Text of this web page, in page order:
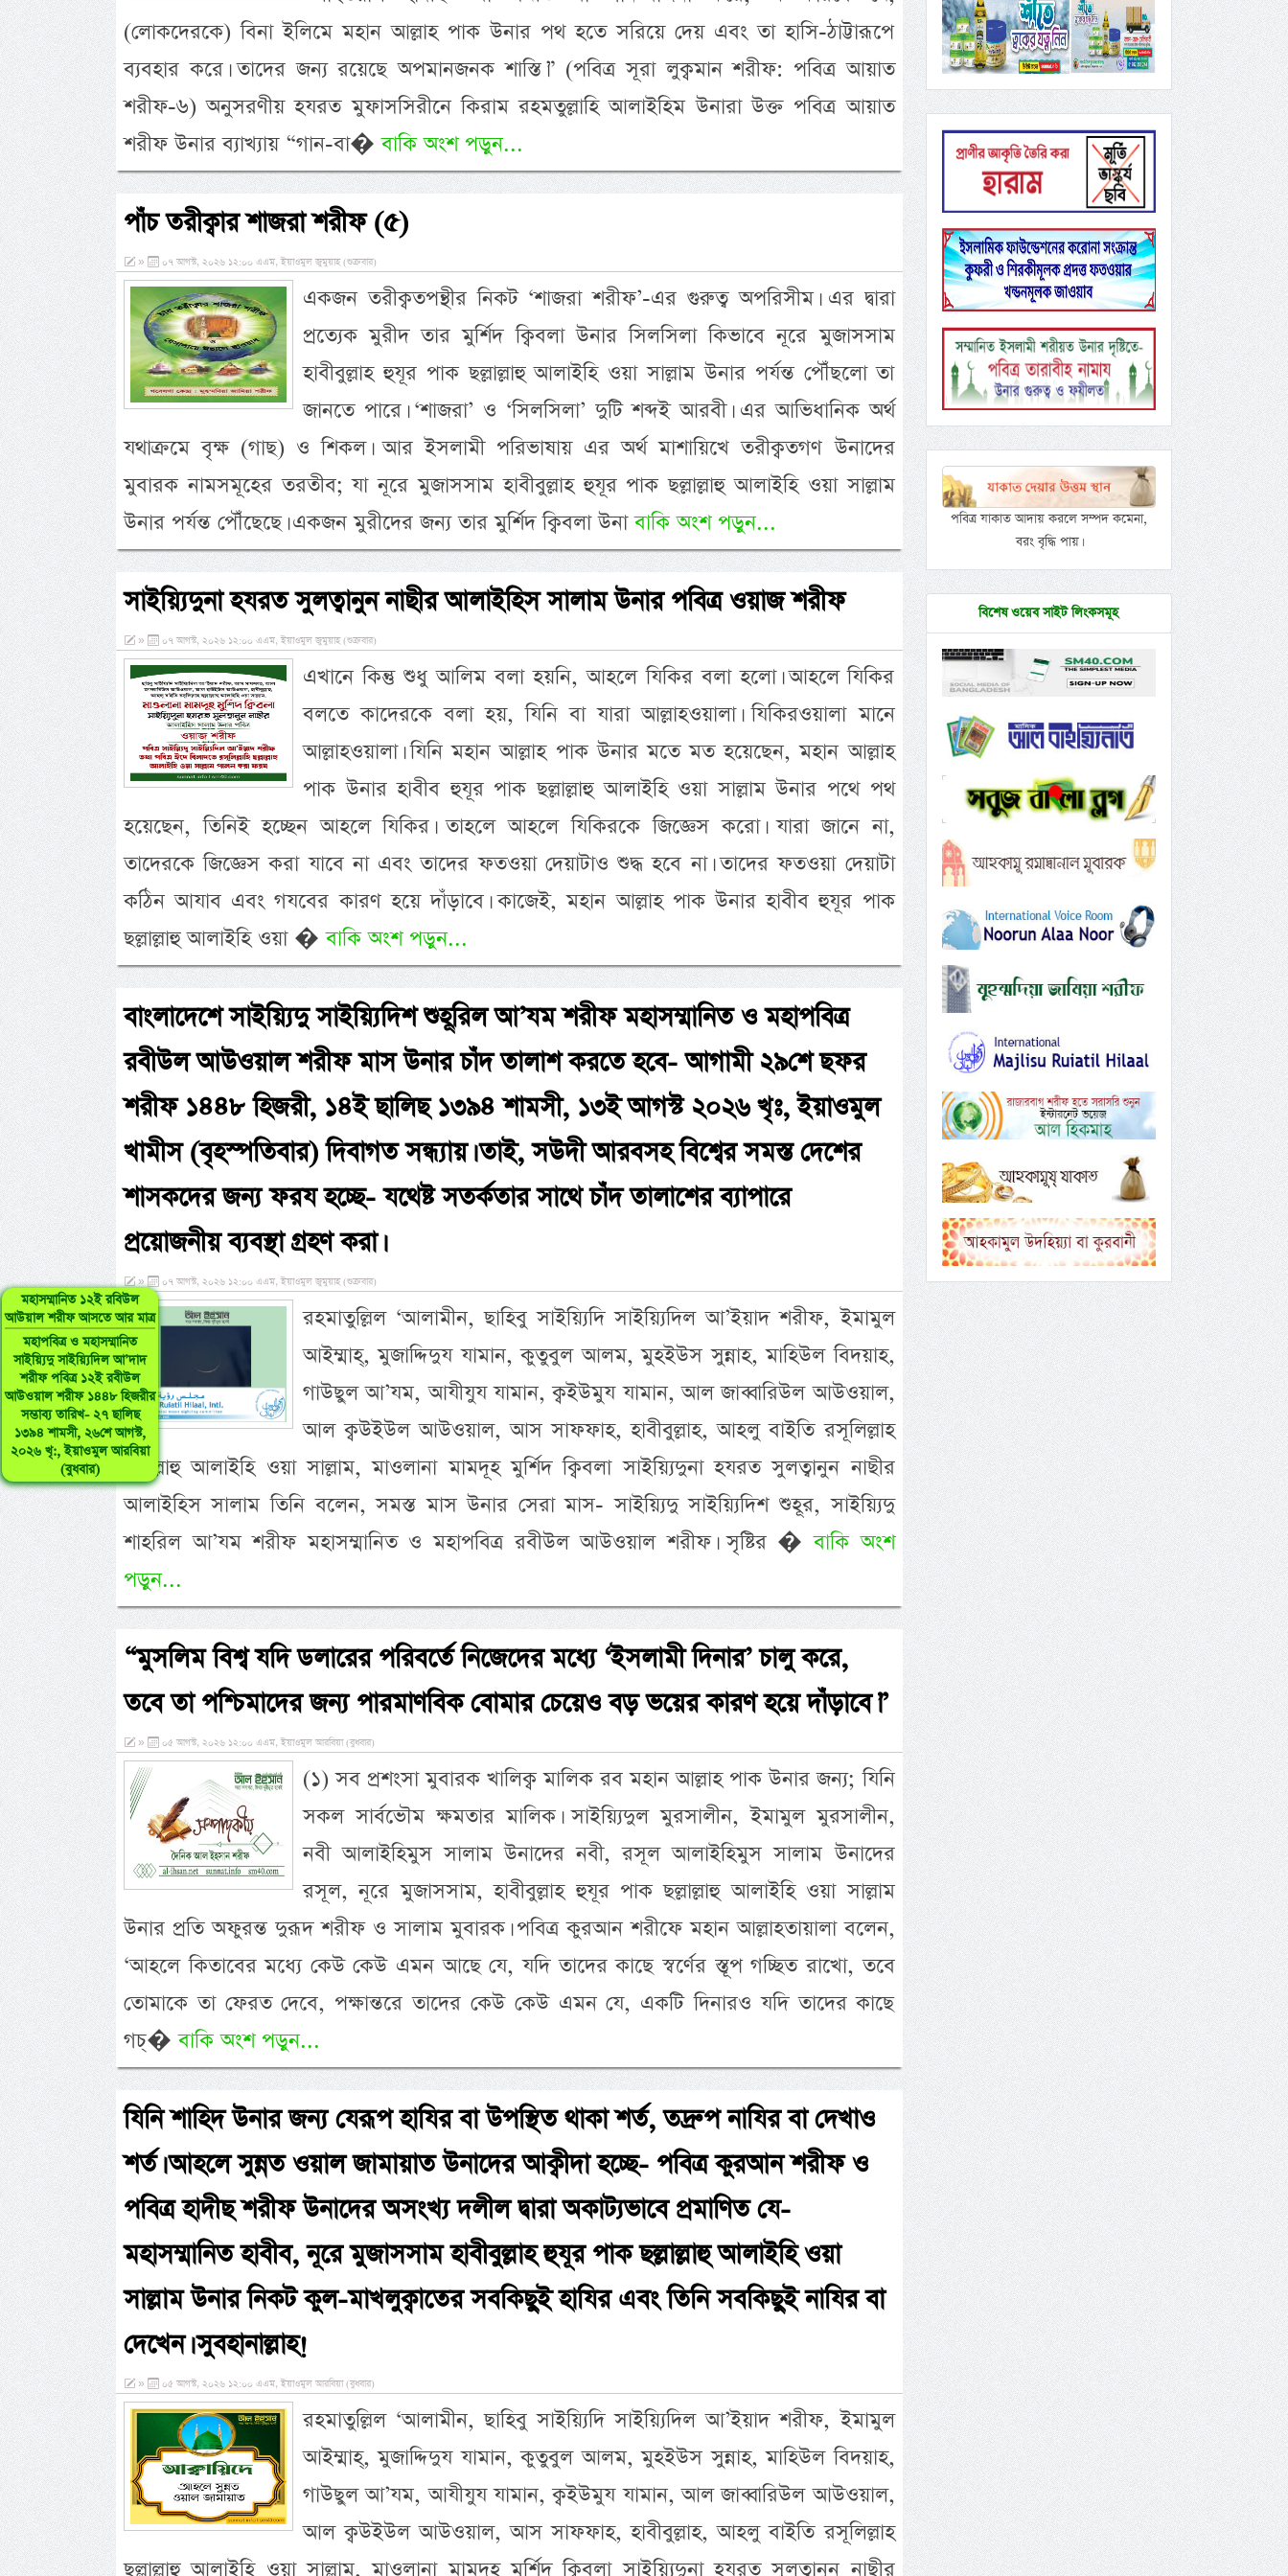
মহাসম্মানিত ১২ই রবিউল
আউয়াল শরীফ আসতে আর মাত্র
মহাপবিত্র ও মহাসম্মানিত
সাইয়্যিদু সাইয়্যিদিল আ’দাদ
শরীফ পবিত্র ১২ই রবীউল
আউওয়াল শরীফ ১৪৪৮ হিজরীর
সম্ভাব্য তারিখ- ২৭ ছালিছ
১৩৯৪ শামসী, ২৬শে আগস্ট,
২০২৬ খৃ:, ইয়াওমুল আরবিয়া
(বুধবার)
(লোকদেরকে) বিনা ইলিমে মহান আল্লাহ পাক উনার পথ হতে সরিয়ে দেয় এবং তা হাসি-ঠাট্টারূপে
ব্যবহার করে। তাদের জন্য রয়েছে অপমানজনক শাস্তি।” (পবিত্র সূরা লুক্বমান শরীফ: পবিত্র আয়াত
শরীফ-৬) অনুসরণীয় হযরত মুফাসসিরীনে কিরাম রহমতুল্লাহি আলাইহিম উনারা উক্ত পবিত্র আয়াত
শরীফ উনার ব্যাখ্যায় “গান-বা�বাকি অংশ পড়ুন...
পাঁচ তরীক্বার শাজরা শরীফ (৫)
» ০৭ আগস্ট, ২০২৬ ১২:০০ এএম, ইয়াওমুল জুমুয়াহ (শুক্রবার)
একজন তরীক্বতপন্থীর নিকট ‘শাজরা শরীফ’-এর গুরুত্ব অপরিসীম। এর দ্বারা
প্রত্যেক মুরীদ তার মুর্শিদ ক্বিবলা উনার সিলসিলা কিভাবে নূরে মুজাসসাম
হাবীবুল্লাহ হুযূর পাক ছল্লাল্লাহু আলাইহি ওয়া সাল্লাম উনার পর্যন্ত পৌঁছলো তা
জানতে পারে। ‘শাজরা’ ও ‘সিলসিলা’ দুটি শব্দই আরবী। এর আভিধানিক অর্থ
যথাক্রমে বৃক্ষ (গাছ) ও শিকল। আর ইসলামী পরিভাষায় এর অর্থ মাশায়িখে তরীক্বতগণ উনাদের
মুবারক নামসমূহের তরতীব; যা নূরে মুজাসসাম হাবীবুল্লাহ হুযূর পাক ছল্লাল্লাহু আলাইহি ওয়া সাল্লাম
উনার পর্যন্ত পৌঁছেছে। একজন মুরীদের জন্য তার মুর্শিদ ক্বিবলা উনাবাকি অংশ পড়ুন...
সাইয়্যিদুনা হযরত সুলত্বানুন নাছীর আলাইহিস সালাম উনার পবিত্র ওয়াজ শরীফ
» ০৭ আগস্ট, ২০২৬ ১২:০০ এএম, ইয়াওমুল জুমুয়াহ (শুক্রবার)
এখানে কিন্তু শুধু আলিম বলা হয়নি, আহলে যিকির বলা হলো। আহলে যিকির
বলতে কাদেরকে বলা হয়, যিনি বা যারা আল্লাহওয়ালা। যিকিরওয়ালা মানে
আল্লাহওয়ালা। যিনি মহান আল্লাহ পাক উনার মতে মত হয়েছেন, মহান আল্লাহ
পাক উনার হাবীব হুযূর পাক ছল্লাল্লাহু আলাইহি ওয়া সাল্লাম উনার পথে পথ
হয়েছেন, তিনিই হচ্ছেন আহলে যিকির। তাহলে আহলে যিকিরকে জিজ্ঞেস করো। যারা জানে না,
তাদেরকে জিজ্ঞেস করা যাবে না এবং তাদের ফতওয়া দেয়াটাও শুদ্ধ হবে না। তাদের ফতওয়া দেয়াটা
কঠিন আযাব এবং গযবের কারণ হয়ে দাঁড়াবে। কাজেই, মহান আল্লাহ পাক উনার হাবীব হুযূর পাক
ছল্লাল্লাহু আলাইহি ওয়া �বাকি অংশ পড়ুন...
বাংলাদেশে সাইয়্যিদু সাইয়্যিদিশ শুহূরিল আ’যম শরীফ মহাসম্মানিত ও মহাপবিত্র
রবীউল আউওয়াল শরীফ মাস উনার চাঁদ তালাশ করতে হবে- আগামী ২৯শে ছফর
শরীফ ১৪৪৮ হিজরী, ১৪ই ছালিছ ১৩৯৪ শামসী, ১৩ই আগস্ট ২০২৬ খৃঃ, ইয়াওমুল
খামীস (বৃহস্পতিবার) দিবাগত সন্ধ্যায়। তাই, সউদী আরবসহ বিশ্বের সমস্ত দেশের
শাসকদের জন্য ফরয হচ্ছে- যথেষ্ট সতর্কতার সাথে চাঁদ তালাশের ব্যাপারে
প্রয়োজনীয় ব্যবস্থা গ্রহণ করা।
» ০৭ আগস্ট, ২০২৬ ১২:০০ এএম, ইয়াওমুল জুমুয়াহ (শুক্রবার)
রহমাতুল্লিল ‘আলামীন, ছাহিবু সাইয়্যিদি সাইয়্যিদিল আ’ইয়াদ শরীফ, ইমামুল
আইম্মাহ্, মুজাদ্দিদুয যামান, কুতুবুল আলম, মুহইউস সুন্নাহ, মাহিউল বিদয়াহ,
গাউছুল আ’যম, আযীযুয যামান, ক্বইউমুয যামান, আল জাব্বারিউল আউওয়াল,
আল ক্বউইউল আউওয়াল, আস সাফফাহ, হাবীবুল্লাহ, আহলু বাইতি রসূলিল্লাহ
ছল্লাল্লাহু আলাইহি ওয়া সাল্লাম, মাওলানা মামদূহ মুর্শিদ ক্বিবলা সাইয়্যিদুনা হযরত সুলত্বানুন নাছীর
আলাইহিস সালাম তিনি বলেন, সমস্ত মাস উনার সেরা মাস- সাইয়্যিদু সাইয়্যিদিশ শুহূর, সাইয়্যিদু
শাহরিল আ’যম শরীফ মহাসম্মানিত ও মহাপবিত্র রবীউল আউওয়াল শরীফ। সৃষ্টির �বাকি অংশ
পড়ুন...
“মুসলিম বিশ্ব যদি ডলারের পরিবর্তে নিজেদের মধ্যে ‘ইসলামী দিনার’ চালু করে,
তবে তা পশ্চিমাদের জন্য পারমাণবিক বোমার চেয়েও বড় ভয়ের কারণ হয়ে দাঁড়াবে।”
» ০৫ আগস্ট, ২০২৬ ১২:০০ এএম, ইয়াওমুল আরবিয়া (বুধবার)
(১) সব প্রশংসা মুবারক খালিক্ব মালিক রব মহান আল্লাহ পাক উনার জন্য; যিনি
সকল সার্বভৌম ক্ষমতার মালিক। সাইয়্যিদুল মুরসালীন, ইমামুল মুরসালীন,
নবী আলাইহিমুস সালাম উনাদের নবী, রসূল আলাইহিমুস সালাম উনাদের
রসূল, নূরে মুজাসসাম, হাবীবুল্লাহ হুযূর পাক ছল্লাল্লাহু আলাইহি ওয়া সাল্লাম
উনার প্রতি অফুরন্ত দুরূদ শরীফ ও সালাম মুবারক। পবিত্র কুরআন শরীফে মহান আল্লাহতায়ালা বলেন,
‘আহলে কিতাবের মধ্যে কেউ কেউ এমন আছে যে, যদি তাদের কাছে স্বর্ণের স্তূপ গচ্ছিত রাখো, তবে
তোমাকে তা ফেরত দেবে, পক্ষান্তরে তাদের কেউ কেউ এমন যে, একটি দিনারও যদি তাদের কাছে
গচ্�বাকি অংশ পড়ুন...
যিনি শাহিদ উনার জন্য যেরূপ হাযির বা উপস্থিত থাকা শর্ত, তদ্রুপ নাযির বা দেখাও
শর্ত। আহলে সুন্নত ওয়াল জামায়াত উনাদের আক্বীদা হচ্ছে- পবিত্র কুরআন শরীফ ও
পবিত্র হাদীছ শরীফ উনাদের অসংখ্য দলীল দ্বারা অকাট্যভাবে প্রমাণিত যে-
মহাসম্মানিত হাবীব, নূরে মুজাসসাম হাবীবুল্লাহ হুযূর পাক ছল্লাল্লাহু আলাইহি ওয়া
সাল্লাম উনার নিকট কুল-মাখলুক্বাতের সবকিছুই হাযির এবং তিনি সবকিছুই নাযির বা
দেখেন। সুবহানাল্লাহ!
» ০৫ আগস্ট, ২০২৬ ১২:০০ এএম, ইয়াওমুল আরবিয়া (বুধবার)
রহমাতুল্লিল ‘আলামীন, ছাহিবু সাইয়্যিদি সাইয়্যিদিল আ’ইয়াদ শরীফ, ইমামুল
আইম্মাহ্, মুজাদ্দিদুয যামান, কুতুবুল আলম, মুহইউস সুন্নাহ, মাহিউল বিদয়াহ,
গাউছুল আ’যম, আযীযুয যামান, ক্বইউমুয যামান, আল জাব্বারিউল আউওয়াল,
আল ক্বউইউল আউওয়াল, আস সাফফাহ, হাবীবুল্লাহ, আহলু বাইতি রসূলিল্লাহ
ছল্লাল্লাহু আলাইহি ওয়া সাল্লাম, মাওলানা মামদূহ মুর্শিদ ক্বিবলা সাইয়্যিদুনা হযরত সুলত্বানুন নাছীর
পবিত্র যাকাত আদায় করলে সম্পদ কমেনা,
বরং বৃদ্ধি পায়।
বিশেষ ওয়েব সাইট লিংকসমূহ